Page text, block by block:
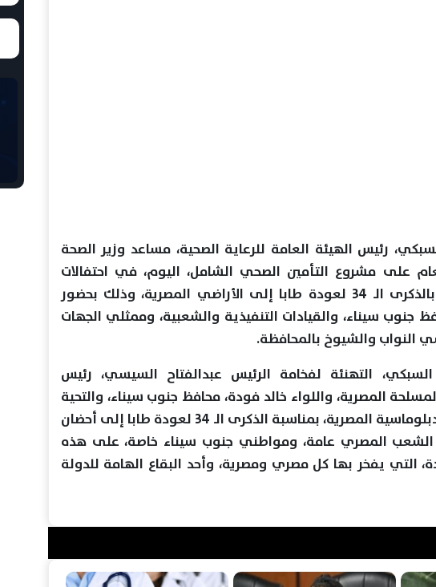
رئيس الهيئة العامة للرعاية الصحية، مساعد وزير الصحة
على مشروع التأمين الصحي الشامل، اليوم، في احتفالات
محافظة جنوب سيناء بالذكرى الـ 34 لعودة طابا إلى الأراضي المصرية، وذلك بحضور
جنوب سيناء، والقيادات التنفيذية والشعبية، وممثلي الجهات
النواب والشيوخ بالمحافظة.
التهنئة لفخامة الرئيس عبدالفتاح السيسي، رئيس
المصرية، واللواء خالد فودة، محافظ جنوب سيناء، والتحية
لكل من خاض معركة الدبلوماسية المصرية، بمناسبة الذكرى الـ 34 لعودة طابا إلى أحضان
الشعب المصري عامة، ومواطني جنوب سيناء خاصة، على هذه
التي يفخر بها كل مصري ومصرية، وأحد البقاع الهامة للدولة